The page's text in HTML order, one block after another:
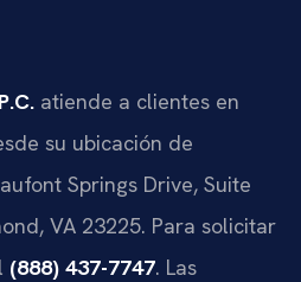
atiende a clientes en
su ubicación de
Springs Drive, Suite
VA 23225. Para solicitar
(888) 437-7747. Las